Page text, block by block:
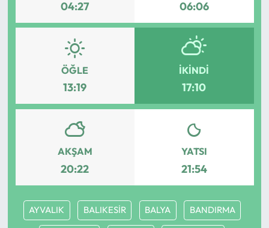
04:27 06:06
ÖĞLE
13:19
İKINDI
17:10
AKŞAM
20:22
YATSI
21:54
AYVALIK BALIKESİR BALYA BANDIRMA